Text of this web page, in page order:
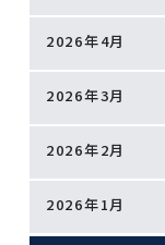
2026年4月
2026年3月
2026年2月
2026年1月